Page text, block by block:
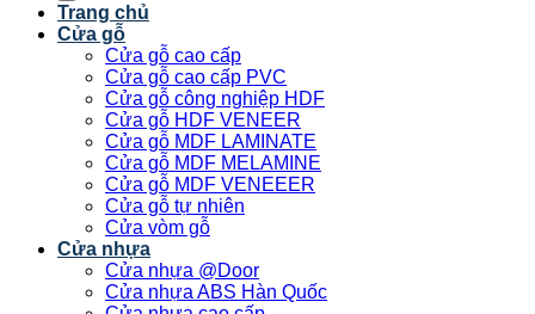
Trang chủ
Cửa gỗ
Cửa gỗ cao cấp
Cửa gỗ cao cấp PVC
Cửa gỗ công nghiệp HDF
Cửa gỗ HDF VENEER
Cửa gỗ MDF LAMINATE
Cửa gỗ MDF MELAMINE
Cửa gỗ MDF VENEEER
Cửa gỗ tự nhiên
Cửa vòm gỗ
Cửa nhựa
Cửa nhựa @Door
Cửa nhựa ABS Hàn Quốc